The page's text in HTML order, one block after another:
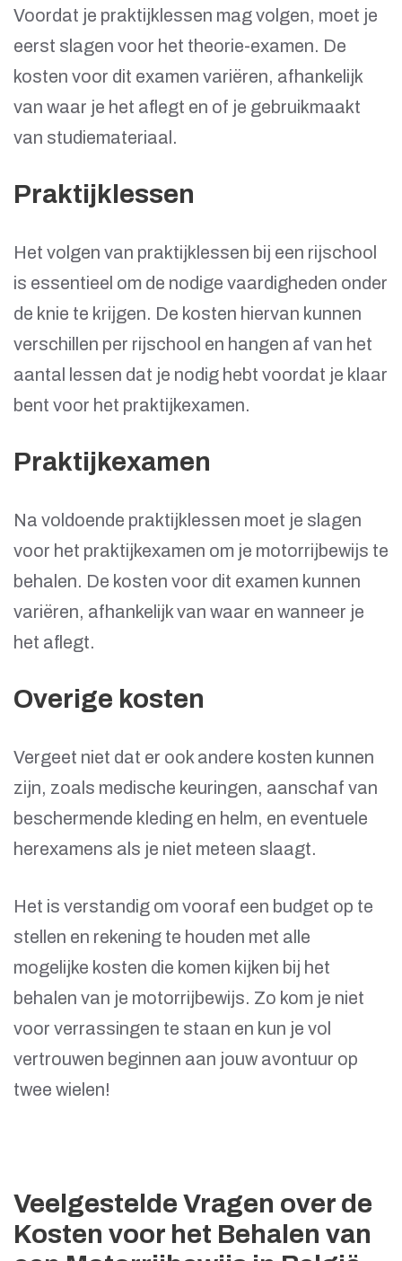
Voordat je praktijklessen mag volgen, moet je
eerst slagen voor het theorie-examen. De
kosten voor dit examen variëren, afhankelijk
van waar je het aflegt en of je gebruikmaakt
van studiemateriaal.
Praktijklessen
Het volgen van praktijklessen bij een rijschool
is essentieel om de nodige vaardigheden onder
de knie te krijgen. De kosten hiervan kunnen
verschillen per rijschool en hangen af van het
aantal lessen dat je nodig hebt voordat je klaar
bent voor het praktijkexamen.
Praktijkexamen
Na voldoende praktijklessen moet je slagen
voor het praktijkexamen om je motorrijbewijs te
behalen. De kosten voor dit examen kunnen
variëren, afhankelijk van waar en wanneer je
het aflegt.
Overige kosten
Vergeet niet dat er ook andere kosten kunnen
zijn, zoals medische keuringen, aanschaf van
beschermende kleding en helm, en eventuele
herexamens als je niet meteen slaagt.
Het is verstandig om vooraf een budget op te
stellen en rekening te houden met alle
mogelijke kosten die komen kijken bij het
behalen van je motorrijbewijs. Zo kom je niet
voor verrassingen te staan en kun je vol
vertrouwen beginnen aan jouw avontuur op
twee wielen!
Veelgestelde Vragen over de
Kosten voor het Behalen van